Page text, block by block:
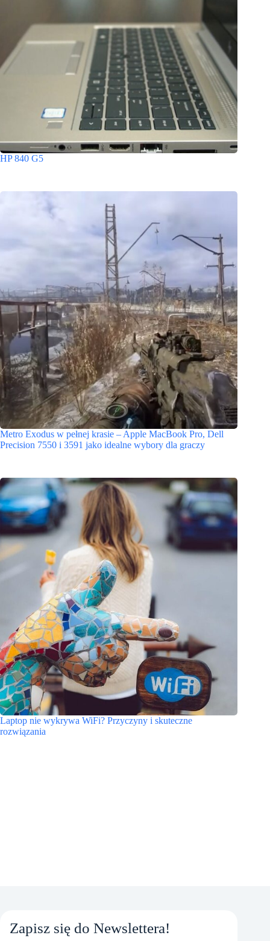
HP 840 G5
Metro Exodus w pełnej krasie – Apple MacBook Pro, Dell
Precision 7550 i 3591 jako idealne wybory dla graczy
Laptop nie wykrywa WiFi? Przyczyny i skuteczne
rozwiązania
Zapisz się do Newslettera!